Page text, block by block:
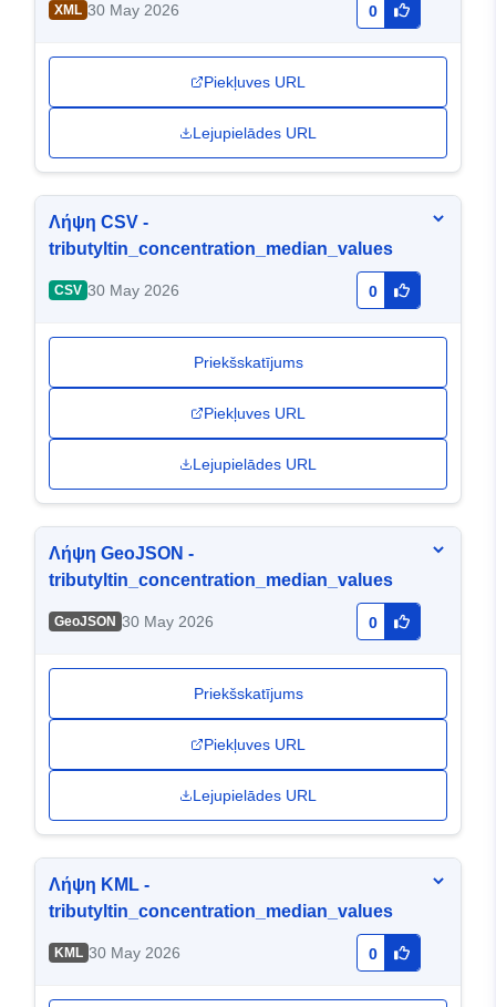
XML 30 May 2026 0
Piekļuves URL
Lejupielādes URL
Λήψη CSV -
tributyltin_concentration_median_values
CSV 30 May 2026 0
Priekšskatījums
Piekļuves URL
Lejupielādes URL
Λήψη GeoJSON -
tributyltin_concentration_median_values
GeoJSON 30 May 2026 0
Priekšskatījums
Piekļuves URL
Lejupielādes URL
Λήψη KML -
tributyltin_concentration_median_values
KML 30 May 2026 0